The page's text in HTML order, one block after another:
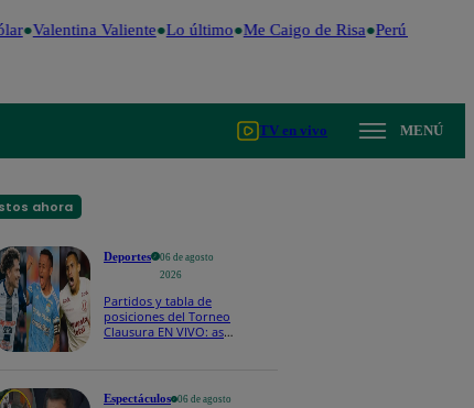
Valentina Valiente Lo último Me Caigo de Risa Perú Decide
TV en vivo MENÚ
ahora
Deportes
06 de agosto
2026
Partidos y tabla de
posiciones del Torneo
Clausura EN VIVO: así
Espectáculos
06 de agosto